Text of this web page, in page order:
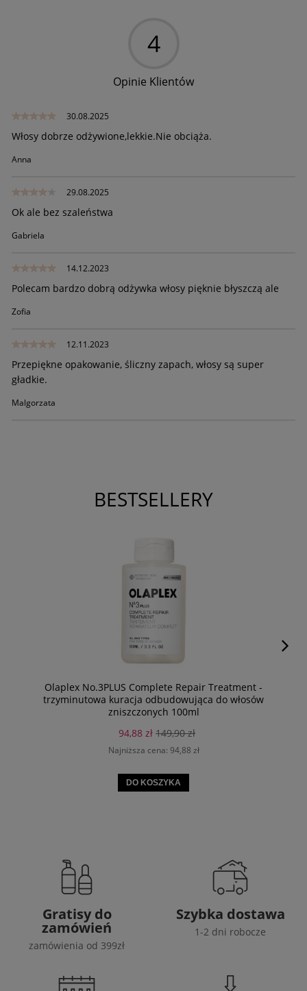
4
Opinie Klientów
30.08.2025
Włosy dobrze odżywione,lekkie.Nie obciąża.
Anna
29.08.2025
Ok ale bez szaleństwa
Gabriela
14.12.2023
Polecam bardzo dobrą odżywka włosy pięknie błyszczą ale
Zofia
12.11.2023
Przepiękne opakowanie, śliczny zapach, włosy są super
gładkie.
Malgorzata
BESTSELLERY
Olaplex No.3PLUS Complete Repair Treatment -
trzyminutowa kuracja odbudowująca do włosów
zniszczonych 100ml
94,88 zł 149,90 zł
Najniższa cena: 94,88 zł
DO KOSZYKA
Gratisy do
zamówień
zamówienia od 399zł
Szybka dostawa
1-2 dni robocze